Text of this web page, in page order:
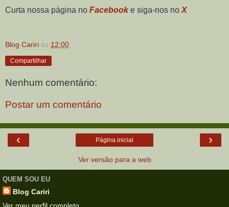
Curta nossa página no Facebooke siga-nos no X
Blog Cariri às 12:00
Compartilhar
Nenhum comentário:
Postar um comentário
‹ ›
Página inicial
Ver versão para a web
QUEM SOU EU
Blog Cariri